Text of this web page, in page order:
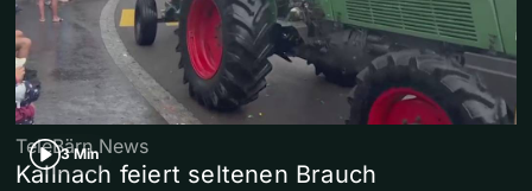
3 Min
TeleBärn News
Kallnach feiert seltenen Brauch